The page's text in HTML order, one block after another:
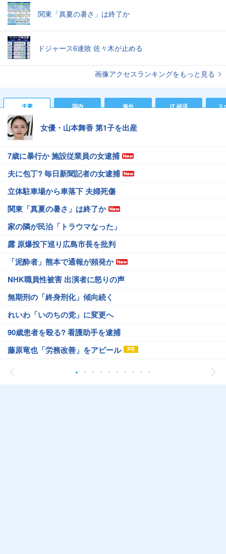
関東「真夏の暑さ」は終了か
ドジャース6連敗 佐々木が止める
画像アクセスランキングをもっと見る
主要 国内 海外 IT 経済 ス
女優・山本舞香 第1子を出産
7歳に暴行か 施設従業員の女逮捕
夫に包丁? 毎日新聞記者の女逮捕
立体駐車場から車落下 夫婦死傷
関東「真夏の暑さ」は終了か
家の隣が民泊「トラウマなった」
露 原爆投下巡り広島市長を批判
「泥酔者」熊本で通報が頻発か
NHK職員性被害 出演者に怒りの声
無期刑の「終身刑化」傾向続く
れいわ「いのちの党」に変更へ
90歳患者を殴る? 看護助手を逮捕
藤原竜也「労務改善」をアピール